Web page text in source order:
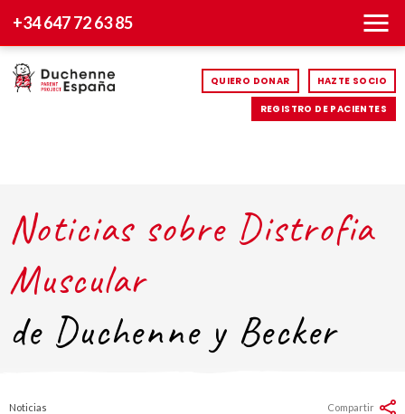
+34 647 72 63 85
QUIERO DONAR HAZTE SOCIO
REGISTRO DE PACIENTES
Noticias sobre Distrofia
Muscular
de Duchenne y Becker
Noticias Compartir